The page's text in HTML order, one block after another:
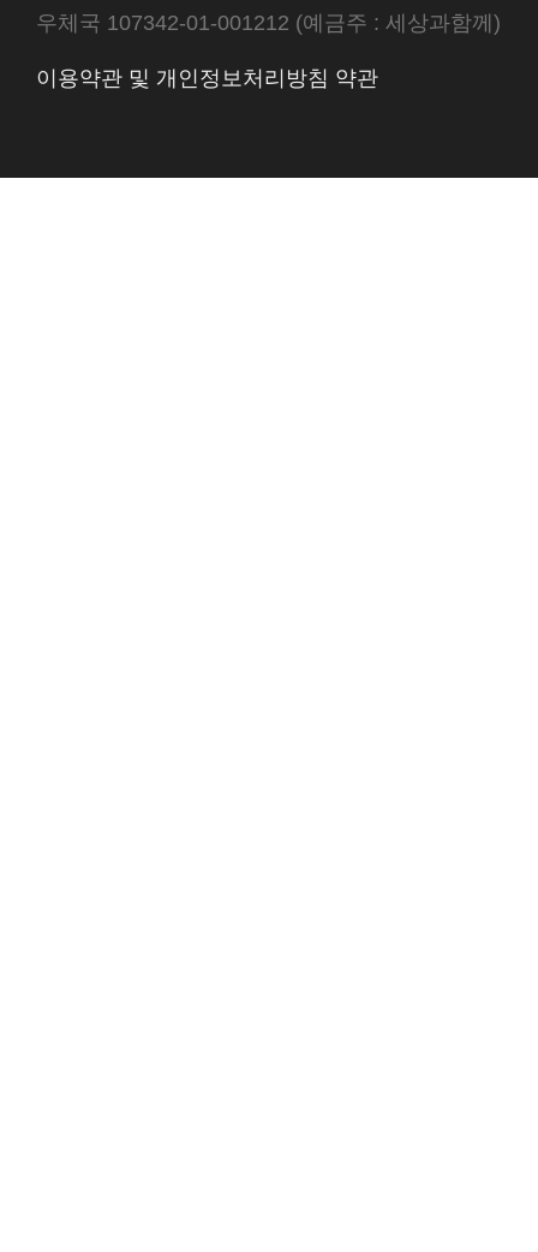
우체국 107342-01-001212 (예금주 : 세상과함께)
이용약관 및 개인정보처리방침 약관